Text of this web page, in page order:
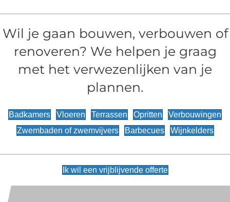
Wil je gaan bouwen, verbouwen of
renoveren? We helpen je graag
met het verwezenlijken van je
plannen.
Badkamers Vloeren Terrassen Opritten
Verbouwingen
Zwembaden of zwemvijvers
Barbecues Wijnkelders
Ik wil een vrijblijvende offerte